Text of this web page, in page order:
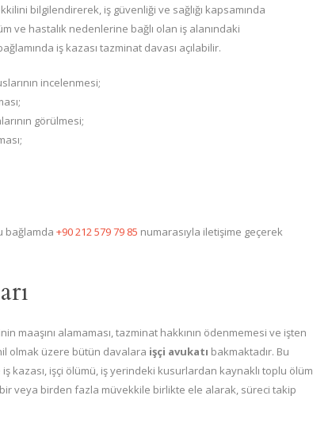
bilgilendirerek, iş güvenliği ve sağlığı kapsamında
ve hastalık nedenlerine bağlı olan iş alanındaki
iş kazası tazminat davası açılabilir.
incelenmesi;
görülmesi;
bağlamda +90 212 579 79 85 numarasıyla iletişime geçerek
maaşını alamaması, tazminat hakkının ödenmemesi ve işten
olmak üzere bütün davalara işçi avukatı bakmaktadır. Bu
kazası, işçi ölümü, iş yerindeki kusurlardan kaynaklı toplu ölüm
veya birden fazla müvekkile birlikte ele alarak, süreci takip